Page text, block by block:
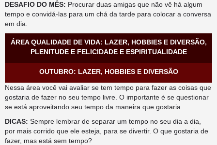
DESAFIO DO MÊS: Procurar duas amigas que não vê há algum
tempo e convidá-las para um chá da tarde para colocar a conversa
em dia.
ÁREA QUALIDADE DE VIDA: LAZER, HOBBIES E DIVERSÃO,
PLENITUDE E FELICIDADE E ESPIRITUALIDADE
OUTUBRO: LAZER, HOBBIES E DIVERSÃO
Nessa área você vai avaliar se tem tempo para fazer as coisas que
gostaria de fazer no seu tempo livre. O importante é se questionar
se está aproveitando seu tempo da maneira que gostaria.
DICAS: Sempre lembrar de separar um tempo no seu dia a dia,
por mais corrido que ele esteja, para se divertir. O que gostaria de
fazer, mas está sem tempo?